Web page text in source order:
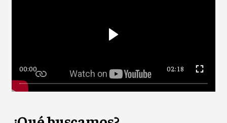
00:00 02:18